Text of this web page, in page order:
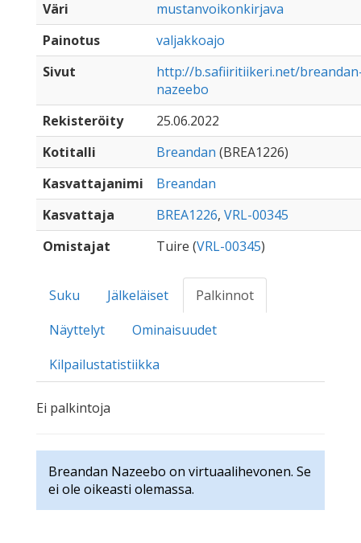
Väri
mustanvoikonkirjava
Painotus
valjakkoajo
Sivut
http://b.safiiritiikeri.net/
nazeebo
Rekisteröity
25.06.2022
Kotitalli
Breandan (BREA1226)
Kasvattajanimi
Breandan
Kasvattaja
BREA1226, VRL-00345
Omistajat
Tuire (VRL-00345)
Suku Jälkeläiset
Palkinnot
Näyttelyt
Ominaisuudet
Kilpailustatistiikka
Ei palkintoja
Breandan Nazeebo on virtuaalihevonen. Se
ei ole oikeasti olemassa.